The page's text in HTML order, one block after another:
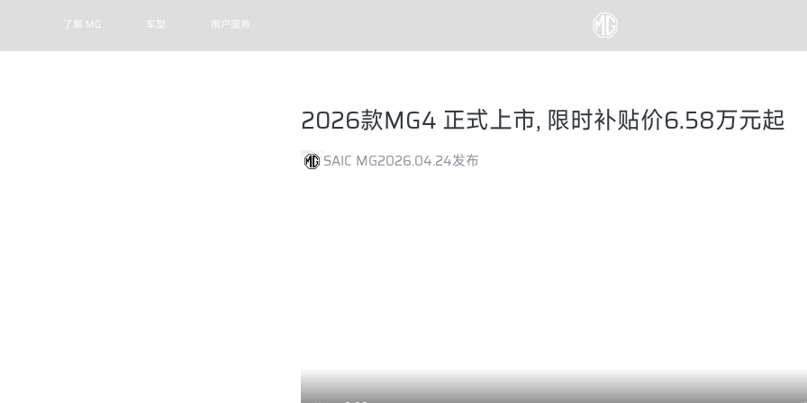
了解 MG 车型 用户服务
2026款MG4 正式上市, 限时补贴价6.58万元起
SAIC MG2026.04.24发布